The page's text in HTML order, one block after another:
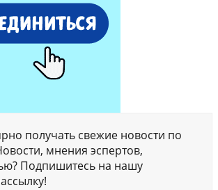
получать свежие новости по
мнения эспертов,
Подпишитесь на нашу